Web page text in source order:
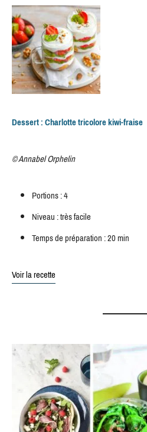
Dessert : Charlotte tricolore kiwi-fraise
© Annabel Orphelin
Portions : 4
Niveau : très facile
Temps de préparation : 20 min
Voir la recette